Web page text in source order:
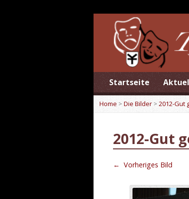
Startseite
Home > Die Bilder >2012-Gut
2012-Gut
← Vorheriges Bild